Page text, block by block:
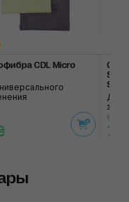
CDL Micro
Для
845